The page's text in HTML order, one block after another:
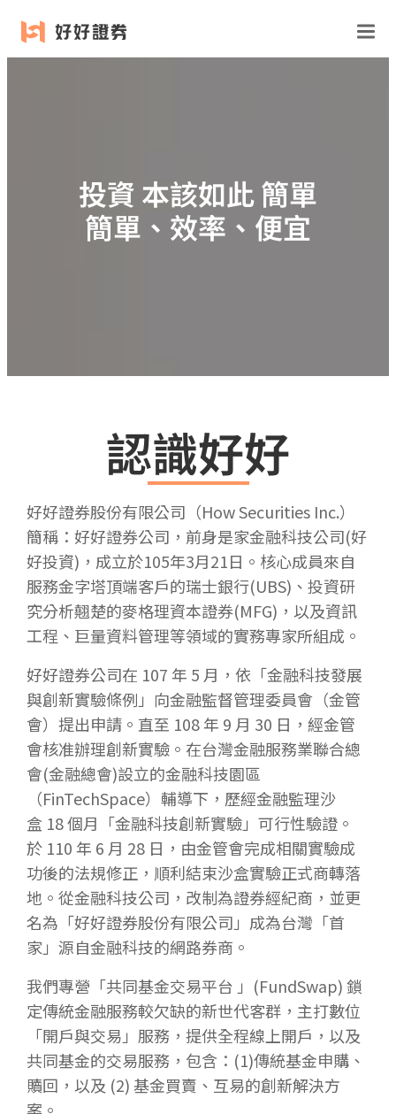
跳
至
投資 本該如此 簡單
簡單、效率、便宜
認識好好
好好證券股份有限公司（How Securities Inc.）
簡稱：好好證券公司，前身是家金融科技公司(好
好投資)，成立於105年3月21日。核心成員來自
服務金字塔頂端客戶的瑞士銀行(UBS)、投資研
究分析翹楚的麥格理資本證券(MFG)，以及資訊
工程、巨量資料管理等領域的實務專家所組成。​
好好證券公司在 107 年 5 月，依「金融科技發展
與創新實驗條例」向金融監督管理委員會（金管
會）提出申請。直至 108 年 9 月 30 日，經金管
會核准辦理創新實驗。在台灣金融服務業聯合總
會(金融總會)設立的金融科技園區
（FinTechSpace）輔導下，歷經金融監理沙
盒 18 個月「金融科技創新實驗」可行性驗證。
於 110 年 6 月 28 日，由金管會完成相關實驗成
功後的法規修正，順利結束沙盒實驗正式商轉落
地。從金融科技公司，改制為證券經紀商，並更
名為「好好證券股份有限公司」成為台灣「首
家」源自金融科技的網路券商。​
我們專營「共同基金交易平台 」(FundSwap) 鎖
定傳統金融服務較欠缺的新世代客群，主打數位
「開戶與交易」服務，提供全程線上開戶，以及
共同基金的交易服務，包含：(1)傳統基金申購、
贖回，以及 (2) 基金買賣、互易的創新解決方